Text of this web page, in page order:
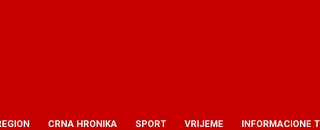
CRNA HRONIKA SPORT VRIJEME INFORMACIONE